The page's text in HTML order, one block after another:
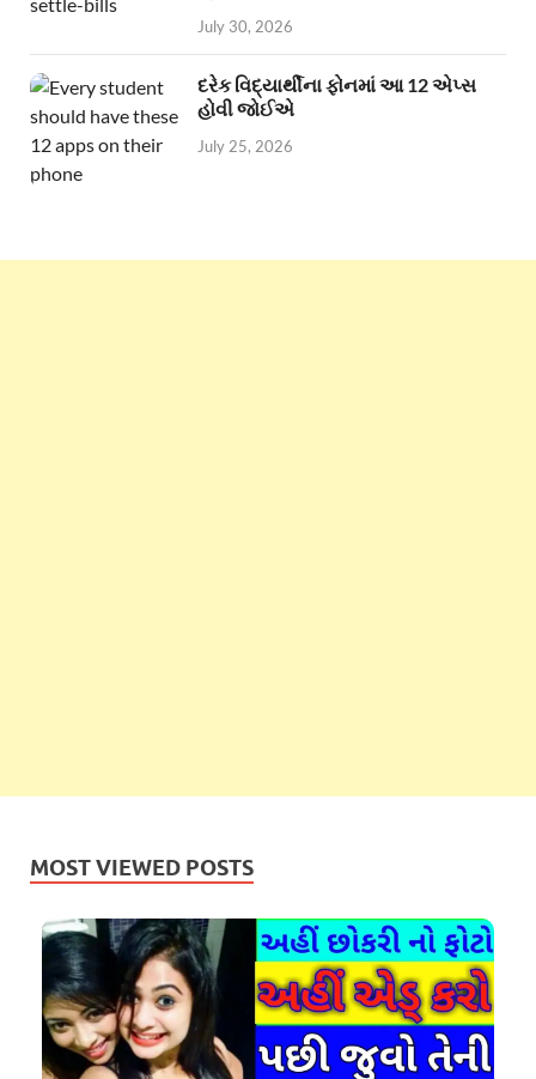
July 30, 2026
દરેક વિદ્યાર્થીના ફોનમાં આ 12 એપ્સ
હોવી જોઈએ
July 25, 2026
MOST VIEWED POSTS